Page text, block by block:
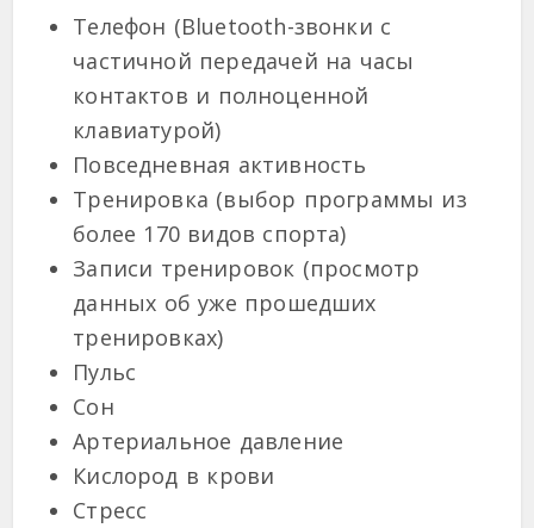
Телефон (Bluetooth-звонки с
частичной передачей на часы
контактов и полноценной
клавиатурой)
Повседневная активность
Тренировка (выбор программы из
более 170 видов спорта)
Записи тренировок (просмотр
данных об уже прошедших
тренировках)
Пульс
Сон
Артериальное давление
Кислород в крови
Стресс